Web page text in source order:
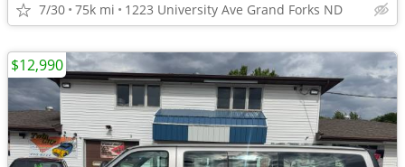
7/30 75k mi 1223 University Ave Grand Forks ND
$12,990